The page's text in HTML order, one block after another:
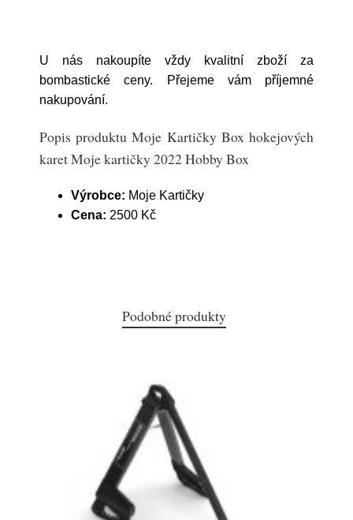
U nás nakoupíte vždy kvalitní zboží za
bombastické ceny. Přejeme vám příjemné
nakupování.
Popis produktu Moje Kartičky Box hokejových
karet Moje kartičky 2022 Hobby Box
Výrobce: Moje Kartičky
Cena: 2500 Kč
Podobné produkty